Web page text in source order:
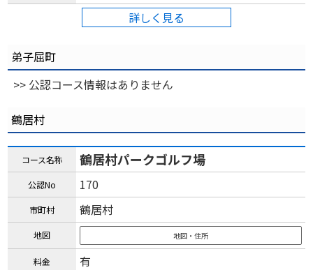
詳しく見る
弟子屈町
>> 公認コース情報はありません
鶴居村
コース名称 鶴居村パークゴルフ場
公認No 170
市町村 鶴居村
地図 地図・住所
料金 有